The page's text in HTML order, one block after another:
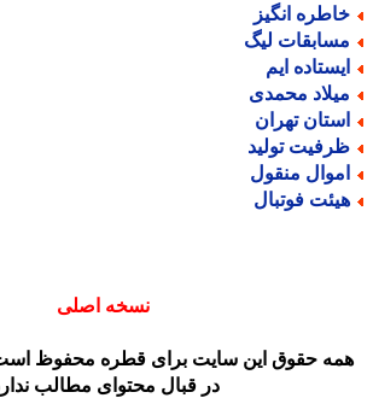
انگیز
لیگ
ایم
محمدی
تهران
تولید
منقول
فوتبال
نسخه اصلی
حقوق این سایت برای قطره محفوظ است.
در قبال محتوای مطالب ندارد.